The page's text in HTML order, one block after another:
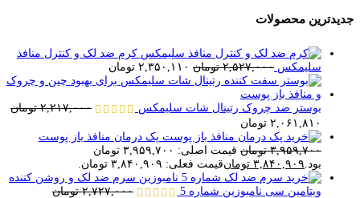
جدیدترین محصولات
کرم ضد لک و کنترل منافذ
سلیمکس ۲,۵۲۷,۰۰۰ تومان ۲,۳۵۰,۱۱۰ تومان
بوستر ضد چروک رتینال شات سلیمکس ۲,۲۱۷,۰۰۰ تومان
۲,۰۶۱,۸۱۰ تومان
پک درمان منافذ باز پوست
۳,۹۵۹,۷۰۰ تومان
قیمت اصلی: ۳,۹۵۹,۷۰۰ تومان
بود. ۳,۸۴۰,۹۰۹ تومانقیمت فعلی: ۳,۸۴۰,۹۰۹ تومان.
سرم ضد لک و روشن کننده
ویتامین سی نامبوزین شماره 5
۲,۷۲۷,۰۰۰ تومان